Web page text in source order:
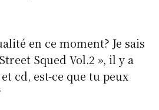
en ce moment? Je sais
Squed Vol.2 », il y a
cd, est-ce que tu peux